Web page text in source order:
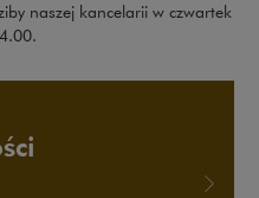
naszej kancelarii w czwartek